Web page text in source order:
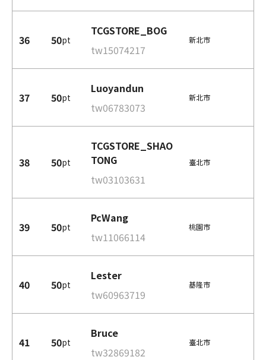
36 50pt
TCGSTORE_BOG
tw15074217
新北市
37 50pt
Luoyandun
tw06783073
新北市
38 50pt
TCGSTORE_SHAO
TONG
tw03103631
臺北市
39 50pt
PcWang
tw11066114
桃園市
40 50pt
Lester
tw60963719
基隆市
41 50pt
Bruce
tw32869182
臺北市